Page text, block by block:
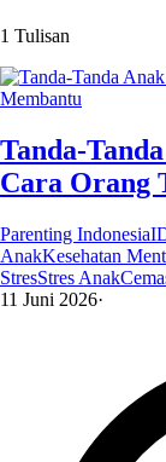
1 Tulisan
Tanda-
Cara Orang
Parenting Indonesia
AnakKesehatan
StresStres Anak
11 Juni 2026·